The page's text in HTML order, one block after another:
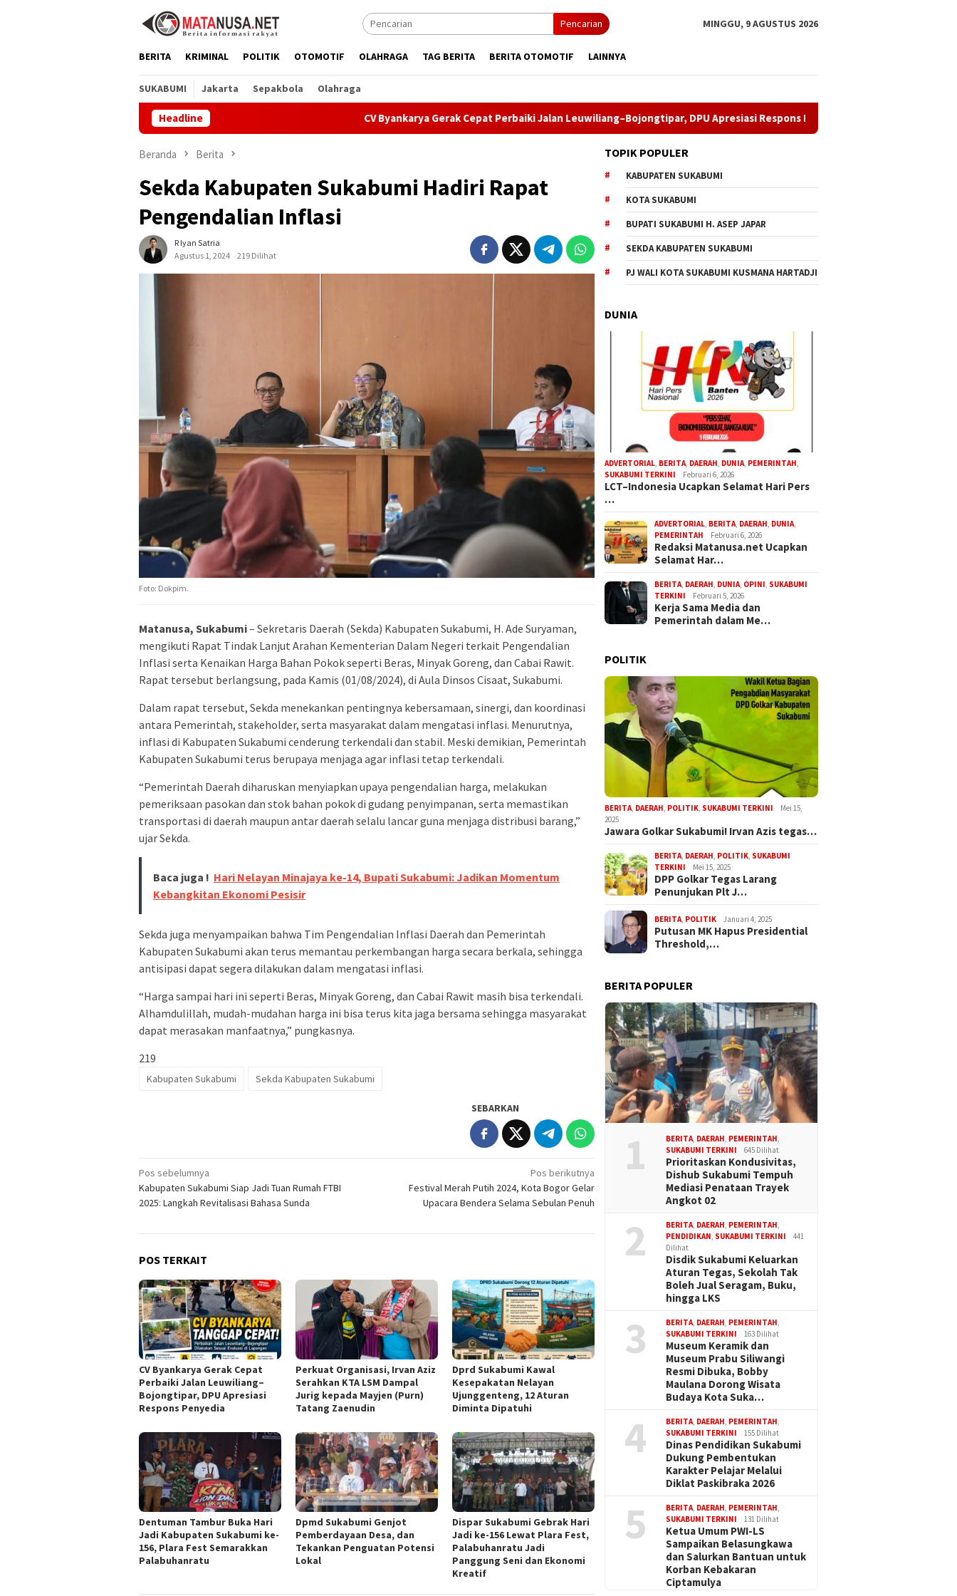
Pencarian MINGGU, 9 AGUSTUS 2026
BERITA KRIMINAL POLITIK OTOMOTIF OLAHRAGA TAG BERITA BERITA OTOMOTIF LAINNYA
SUKABUMI Jakarta Sepakbola Olahraga
Headline CV Byankarya Gerak Cepat Perbaiki Jalan Leuwiliang–Bojongtipar, DPU Apresiasi Respons Penyedia
Beranda Berita
Sekda Kabupaten Sukabumi Hadiri Rapat
Pengendalian Inflasi
R Iyan Satria
Agustus 1, 2024
219 Dilihat
Foto: Dokpim.
Matanusa, Sukabumi– Sekretaris Daerah (Sekda) Kabupaten Sukabumi, H. Ade Suryaman,
mengikuti Rapat Tindak Lanjut Arahan Kementerian Dalam Negeri terkait Pengendalian
Inflasi serta Kenaikan Harga Bahan Pokok seperti Beras, Minyak Goreng, dan Cabai Rawit.
Rapat tersebut berlangsung, pada Kamis (01/08/2024), di Aula Dinsos Cisaat, Sukabumi.
Dalam rapat tersebut, Sekda menekankan pentingnya kebersamaan, sinergi, dan koordinasi
antara Pemerintah, stakeholder, serta masyarakat dalam mengatasi inflasi. Menurutnya,
inflasi di Kabupaten Sukabumi cenderung terkendali dan stabil. Meski demikian, Pemerintah
Kabupaten Sukabumi terus berupaya menjaga agar inflasi tetap terkendali.
“Pemerintah Daerah diharuskan menyiapkan upaya pengendalian harga, melakukan
pemeriksaan pasokan dan stok bahan pokok di gudang penyimpanan, serta memastikan
transportasi di daerah maupun antar daerah selalu lancar guna menjaga distribusi barang,”
ujar Sekda.
Baca juga ! Hari Nelayan Minajaya ke-14, Bupati Sukabumi: Jadikan Momentum
Kebangkitan Ekonomi Pesisir
Sekda juga menyampaikan bahwa Tim Pengendalian Inflasi Daerah dan Pemerintah
Kabupaten Sukabumi akan terus memantau perkembangan harga secara berkala, sehingga
antisipasi dapat segera dilakukan dalam mengatasi inflasi.
“Harga sampai hari ini seperti Beras, Minyak Goreng, dan Cabai Rawit masih bisa terkendali.
Alhamdulillah, mudah-mudahan harga ini bisa terus kita jaga bersama sehingga masyarakat
dapat merasakan manfaatnya,” pungkasnya.
219
Kabupaten Sukabumi Sekda Kabupaten Sukabumi
SEBARKAN
Navigasi
pos
Pos sebelumnya
Kabupaten Sukabumi Siap Jadi Tuan Rumah FTBI
2025: Langkah Revitalisasi Bahasa Sunda
Pos berikutnya
Festival Merah Putih 2024, Kota Bogor Gelar
Upacara Bendera Selama Sebulan Penuh
POS TERKAIT
CV Byankarya Gerak Cepat
Perbaiki Jalan Leuwiliang–
Bojongtipar, DPU Apresiasi
Respons Penyedia
Perkuat Organisasi, Irvan Aziz
Serahkan KTA LSM Dampal
Jurig kepada Mayjen (Purn)
Tatang Zaenudin
Dprd Sukabumi Kawal
Kesepakatan Nelayan
Ujunggenteng, 12 Aturan
Diminta Dipatuhi
Dentuman Tambur Buka Hari
Jadi Kabupaten Sukabumi ke-
156, Plara Fest Semarakkan
Palabuhanratu
Dpmd Sukabumi Genjot
Pemberdayaan Desa, dan
Tekankan Penguatan Potensi
Lokal
Dispar Sukabumi Gebrak Hari
Jadi ke-156 Lewat Plara Fest,
Palabuhanratu Jadi
Panggung Seni dan Ekonomi
Kreatif
TOPIK POPULER
KABUPATEN SUKABUMI
KOTA SUKABUMI
BUPATI SUKABUMI H. ASEP JAPAR
SEKDA KABUPATEN SUKABUMI
PJ WALI KOTA SUKABUMI KUSMANA HARTADJI
DUNIA
ADVERTORIAL BERITA DAERAH DUNIA PEMERINTAH
SUKABUMI TERKINI
Februari 6, 2026
LCT–Indonesia Ucapkan Selamat Hari Pers
…
ADVERTORIAL BERITA DAERAH DUNIA
PEMERINTAH
Februari 6, 2026
Redaksi Matanusa.net Ucapkan
Selamat Har…
BERITA DAERAH DUNIA OPINI SUKABUMI
TERKINI
Februari 5, 2026
Kerja Sama Media dan
Pemerintah dalam Me…
POLITIK
BERITA DAERAH POLITIK SUKABUMI TERKINI
Mei 15,
2025
Jawara Golkar Sukabumi! Irvan Azis tegas…
BERITA DAERAH POLITIK SUKABUMI
TERKINI
Mei 15, 2025
DPP Golkar Tegas Larang
Penunjukan Plt J…
BERITA POLITIK Januari 4, 2025
Putusan MK Hapus Presidential
Threshold,…
BERITA POPULER
1 BERITA, DAERAH, PEMERINTAH,
SUKABUMI TERKINI
645 Dilihat
Prioritaskan Kondusivitas,
Dishub Sukabumi Tempuh
Mediasi Penataan Trayek
Angkot 02
2 BERITA, DAERAH, PEMERINTAH,
PENDIDIKAN, SUKABUMI TERKINI
441
Dilihat
Disdik Sukabumi Keluarkan
Aturan Tegas, Sekolah Tak
Boleh Jual Seragam, Buku,
hingga LKS
3 BERITA, DAERAH, PEMERINTAH,
SUKABUMI TERKINI
163 Dilihat
Museum Keramik dan
Museum Prabu Siliwangi
Resmi Dibuka, Bobby
Maulana Dorong Wisata
Budaya Kota Suka…
4 BERITA, DAERAH, PEMERINTAH,
SUKABUMI TERKINI
155 Dilihat
Dinas Pendidikan Sukabumi
Dukung Pembentukan
Karakter Pelajar Melalui
Diklat Paskibraka 2026
5 BERITA, DAERAH, PEMERINTAH,
SUKABUMI TERKINI
131 Dilihat
Ketua Umum PWI-LS
Sampaikan Belasungkawa
dan Salurkan Bantuan untuk
Korban Kebakaran
Ciptamulya